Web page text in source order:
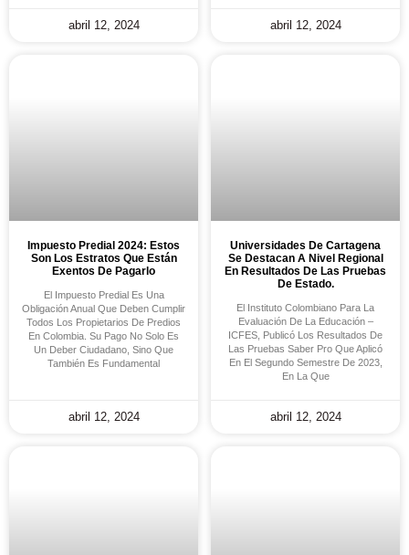
abril 12, 2024 abril 12, 2024
Impuesto Predial 2024: Estos
Son Los Estratos Que Están
Exentos De Pagarlo
El Impuesto Predial Es Una
Obligación Anual Que Deben Cumplir
Todos Los Propietarios De Predios
En Colombia. Su Pago No Solo Es
Un Deber Ciudadano, Sino Que
También Es Fundamental
abril 12, 2024
Universidades De Cartagena
Se Destacan A Nivel Regional
En Resultados De Las Pruebas
De Estado.
El Instituto Colombiano Para La
Evaluación De La Educación –
ICFES, Publicó Los Resultados De
Las Pruebas Saber Pro Que Aplicó
En El Segundo Semestre De 2023,
En La Que
abril 12, 2024